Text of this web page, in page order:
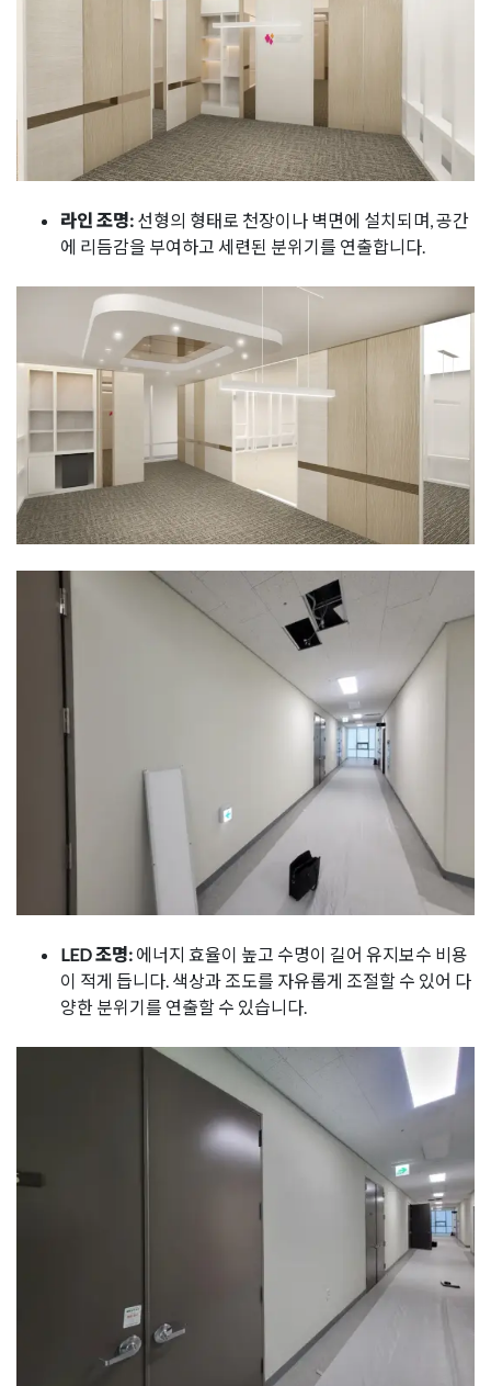
라인 조명: 선형의 형태로 천장이나 벽면에 설치되며, 공간
에 리듬감을 부여하고 세련된 분위기를 연출합니다.
LED 조명: 에너지 효율이 높고 수명이 길어 유지보수 비용
이 적게 듭니다. 색상과 조도를 자유롭게 조절할 수 있어 다
양한 분위기를 연출할 수 있습니다.